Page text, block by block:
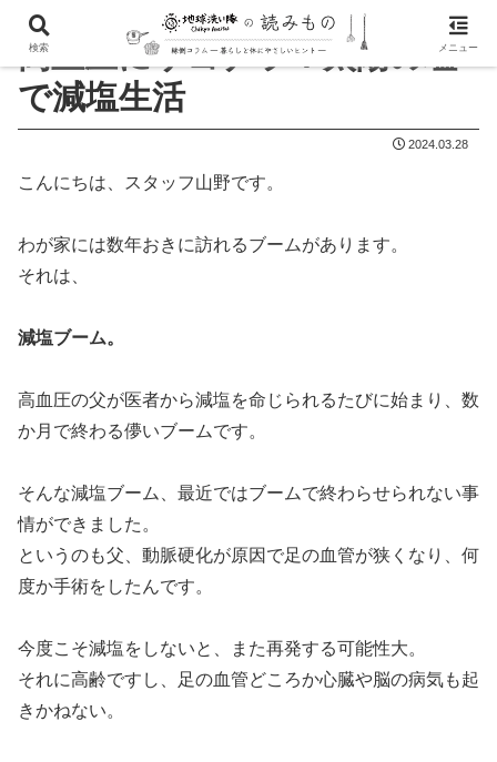
高血圧にサヨナラ！太陽の塩
で減塩生活
2024.03.28
こんにちは、スタッフ山野です。
わが家には数年おきに訪れるブームがあります。
それは、
減塩ブーム。
高血圧の父が医者から減塩を命じられるたびに始まり、数
か月で終わる儚いブームです。
そんな減塩ブーム、最近ではブームで終わらせられない事
情ができました。
というのも父、動脈硬化が原因で足の血管が狭くなり、何
度か手術をしたんです。
今度こそ減塩をしないと、また再発する可能性大。
それに高齢ですし、足の血管どころか心臓や脳の病気も起
きかねない。
検索 メニュー